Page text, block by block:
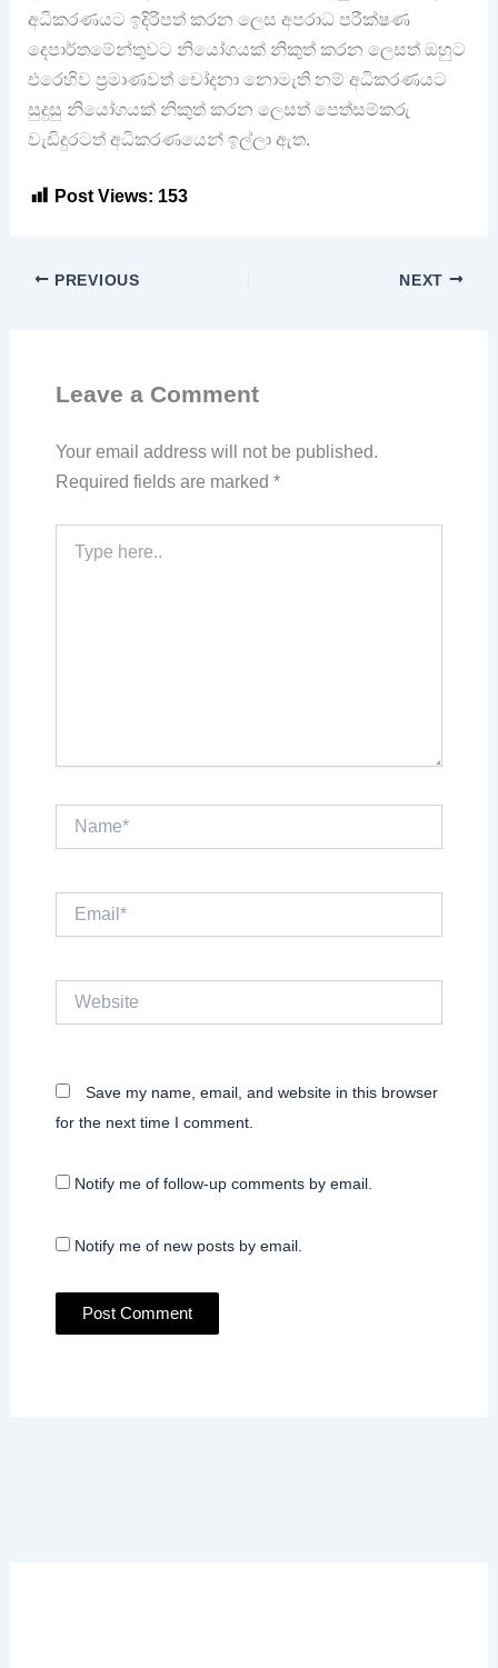
අධිකරණයට ඉදිරිපත් කරන ලෙස අපරාධ පරීක්ෂණ
දෙපාර්තමේන්තුවට නියෝගයක් නිකුත් කරන ලෙසත් ඔහුට
එරෙහිව ප්‍රමාණවත් චෝදනා නොමැති නම් අධිකරණයට
සුදුසු නියෝගයක් නිකුත් කරන ලෙසත් පෙත්සම්කරු
වැඩිදුරටත් අධිකරණයෙන් ඉල්ලා ඇත.
Post Views: 153
PREVIOUS NEXT
Leave a Comment
Your email address will not be published.
Required fields are marked *
here..
Name*
Save my name, email, and website in this browser
for the next time I comment.
Notify me of follow-up comments by email.
Notify me of new posts by email.